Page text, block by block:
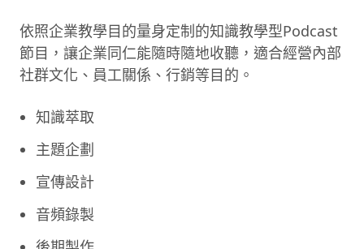
依照企業教學目的量身定制的知識教學型Podcast
節目，讓企業同仁能隨時隨地收聽，適合經營內部
社群文化、員工關係、行銷等目的。
知識萃取
主題企劃
宣傳設計
音頻錄製